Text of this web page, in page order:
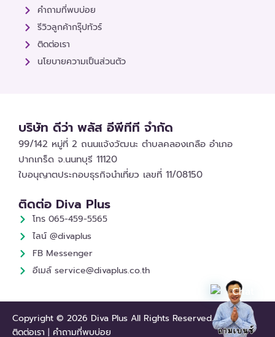
คำถามที่พบบ่อย
รีวิวลูกค้ากรุ๊ปทัวร์
ติดต่อเรา
นโยบายความเป็นส่วนตัว
บริษัท ดีว่า พลัส อีพีทีที จำกัด
99/142 หมู่ที่ 2 ถนนแจ้งวัฒนะ ตำบลคลองเกลือ อำเภอ
ปากเกร็ด จ.นนทบุรี 11120
ใบอนุญาตประกอบธุรกิจนำเที่ยว เลขที่ 11/08150
ติดต่อ Diva Plus
โทร 065-459-5565
ไลน์ @divaplus
FB Messenger
อีเมล์ service@divaplus.co.th
Copyright © 2026 Diva Plus All Rights Reserved.
ติดต่อเรา | คำถามที่พบบ่อย